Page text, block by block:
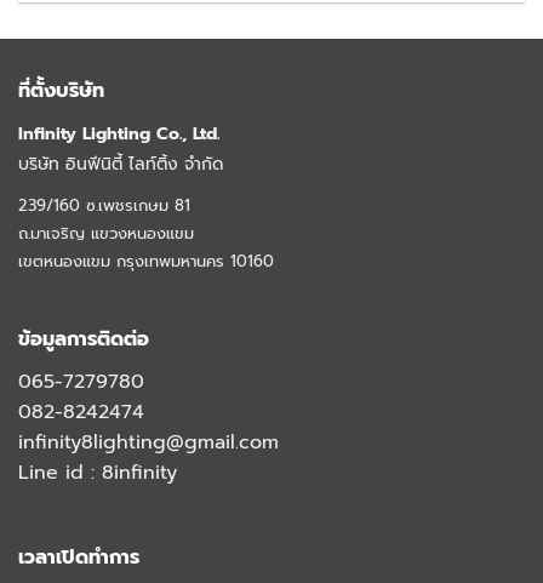
ที่ตั้งบริษัท
Infinity Lighting Co., Ltd.
บริษัท อินฟีนิตี้ ไลท์ติ้ง จำกัด
239/160 ซ.เพชรเกษม 81
ถ.มาเจริญ แขวงหนองแขม
เขตหนองแขม กรุงเทพมหานคร 10160
ข้อมูลการติดต่อ
065-7279780
082-8242474
infinity8lighting@gmail.com
Line id : 8infinity
เวลาเปิดทำการ